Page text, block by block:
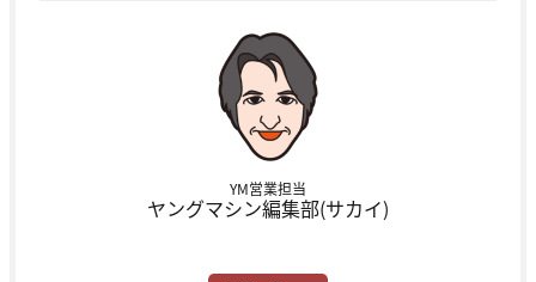
YM営業担当
ヤングマシン編集部(サカイ)